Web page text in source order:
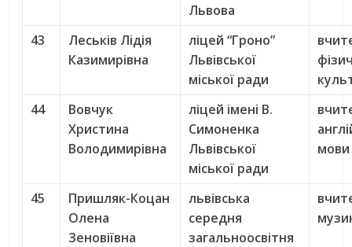
Львова
43
Леськів Лідія
Казимирівна
ліцей “Гроно”
Львівської
міської ради
44
Вовчук
Христина
Володимирівна
ліцей імені В.
Симоненка
Львівської
міської ради
мови
45
Пришляк-Коцан
Олена
Зеновіївна
львівська
середня
загальноосвітня